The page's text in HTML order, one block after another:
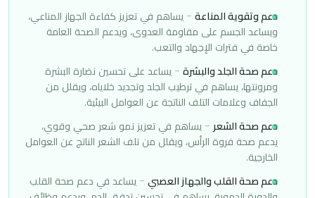
دعم وتقوية المناعة - يساهم في تعزيز كفاءة الجهاز المناعي،
ويساعد الجسم على مقاومة العدوى، ويدعم الصحة العامة
خاصة في فترات الإجهاد والتعب.
دعم صحة الجلد والبشرة - يساعد على تحسين نضارة البشرة
ومرونتها، يساهم في ترطيب الجلد وتجديد خلاياه، ويقلل من
الجفاف وعلامات التلف الناتجة عن العوامل البيئية.
دعم صحة الشعر - يساهم في تعزيز نمو شعر صحي وقوي،
يدعم صحة فروة الرأس، ويقلل من تلف الشعر الناتج عن العوامل
الخارجية.
دعم صحة القلب والجهاز العصبي - يساعد في دعم صحة القلب